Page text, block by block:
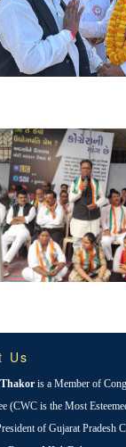
Us
is a Member of
(CWC is the Most
of Gujarat Pradesh